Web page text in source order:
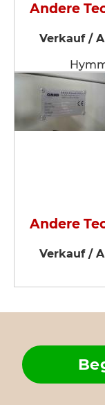
Andere
Verkauf /
Andere
Verkauf /